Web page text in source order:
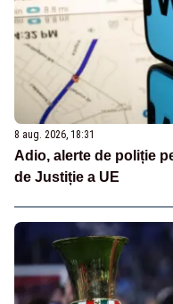
8 aug. 2026, 18:31
Adio, alerte de poliție
de Justiție a UE